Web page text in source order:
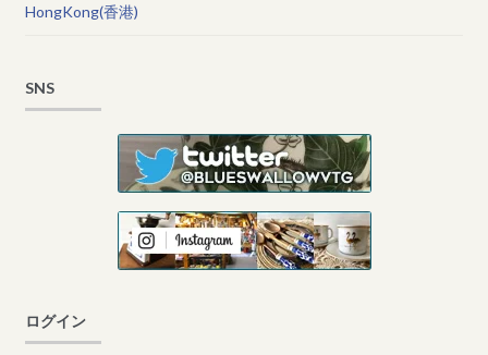
HongKong(香港)
SNS
ログイン